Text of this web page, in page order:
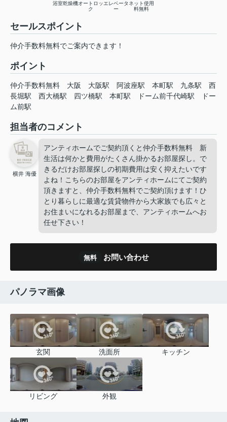
浴室乾燥機オートロッ
ク
エレベータ
ー
ネット使用
料無料
セールスポイント
仲介手数料無料でご案内できます！
ポイント
仲介手数料無料 大阪 大阪駅 阿波座駅 本町駅 九条駅
西
長堀駅
西大橋駅 四ツ橋駅 本町駅 ドーム前千代崎駅
ドー
ム前駅
担当者のコメント
横井 海優
アンティホームでご契約頂くと仲介手数料無料 新
生活は何かと費用がたくさん掛かるお部屋探し。で
きるだけお部屋探しの初期費用は安く抑えたいです
よね！こちらのお部屋をアンティホームにてご契約
頂きますと、仲介手数料無料でご契約頂けます！ひ
とり暮らしに最適な賃貸物件から大家族でも広々と
お住まいになれるお部屋まで、アンティホームへお
任せ下さい！
無料 お問い合わせ
パノラマ画像
玄関 洗面所 キッチン
リビング 外観